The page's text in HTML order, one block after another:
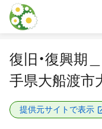
本文に飛ぶ
復旧・復興期
手県大船渡市
提供元サイトで表示